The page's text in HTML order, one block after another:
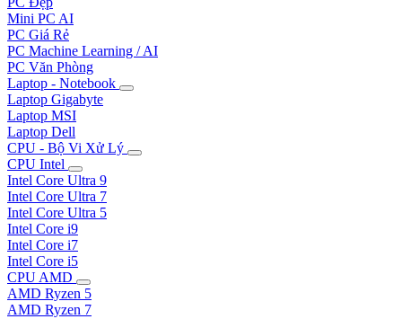
Mini PC AI
PC Giá Rẻ
PC Machine Learning / AI
PC Văn Phòng
Laptop - Notebook
Laptop Gigabyte
Laptop MSI
Laptop Dell
CPU - Bộ Vi Xử Lý
CPU Intel
Intel Core Ultra 9
Intel Core Ultra 7
Intel Core Ultra 5
Intel Core i9
Intel Core i7
Intel Core i5
CPU AMD
AMD Ryzen 5
AMD Ryzen 7